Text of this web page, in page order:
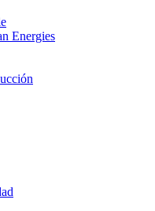
Energies